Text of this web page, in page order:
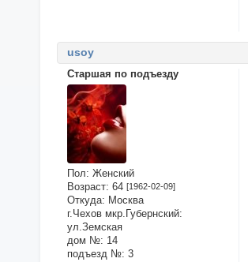
usoy
Старшая по подъезду
Пол: Женский
Возраст: 64 [1962-02-09]
Откуда: Москва
г.Чехов мкр.Губернский:
ул.Земская
дом №: 14
подъезд №: 3